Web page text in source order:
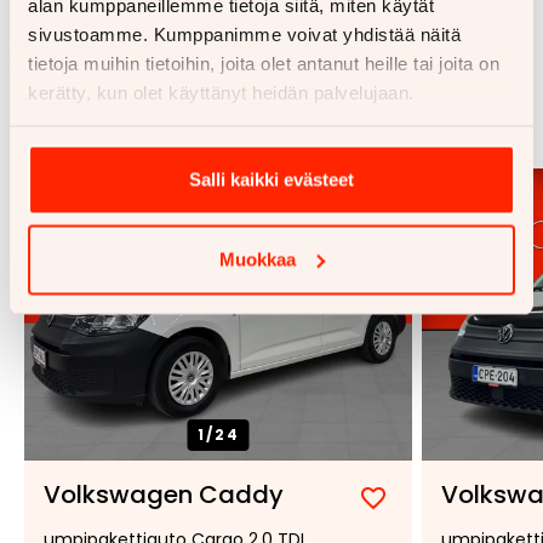
alan kumppaneillemme tietoja siitä, miten käytät
sivustoamme. Kumppanimme voivat yhdistää näitä
tietoja muihin tietoihin, joita olet antanut heille tai joita on
kerätty, kun olet käyttänyt heidän palvelujaan.
Salli kaikki evästeet
Muokkaa
Samankaltaisia ajoneuvoja
1/24
Volkswagen Caddy
Lisää
Poista